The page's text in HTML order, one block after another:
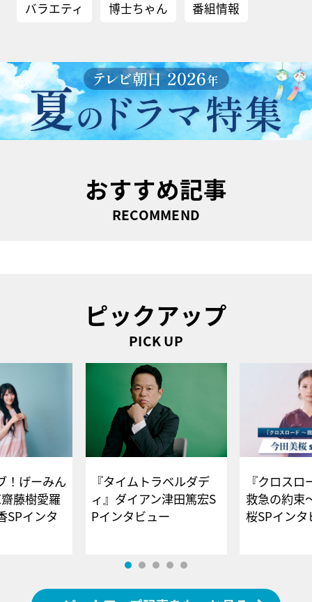
バラエティ 博士ちゃん 番組情報
おすすめ記事
RECOMMEND
ピックアップ
PICK UP
！げーみん
藤樹愛羅
SPインタ
『タイムトラベルダデ
ィ』ダイアン津田篤宏S
Pインタビュー
『クロス
救急の約束
桜SPイ